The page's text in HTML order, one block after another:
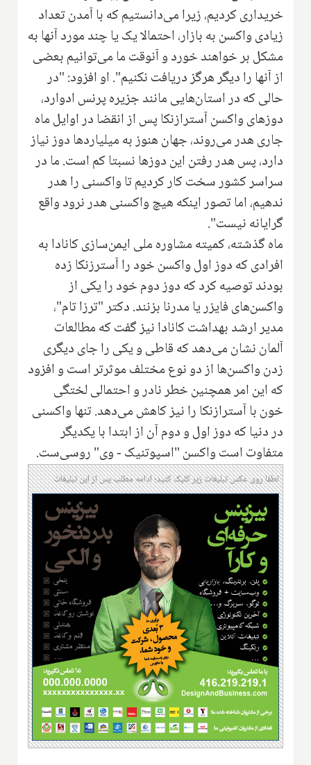
خریداری کردیم، زیرا می‌دانستیم که با آمدن تعداد
زیادی واکسن به بازار، احتمالا یک یا چند مورد آنها به
مشکل بر خواهند خورد و آنوقت ما می‌توانیم بعضی
از آنها را دیگر هرگز دریافت نکنیم". او افزود: "در
حالی که در استان‌هایی مانند جزیره پرنس ادوارد،
دوزهای واکسن آسترازنکا پس از انقضا در اوایل ماه
جاری هدر می‌روند، جهان هنوز به میلیاردها دوز نیاز
دارد، پس هدر رفتن این دوزها نسبتا کم است. ما در
سراسر کشور سخت کار کردیم تا واکسنی را هدر
ندهیم، اما تصور اینکه هیچ واکسنی هدر نرود واقع
گرایانه نیست".
ماه گذشته، کمیته مشاوره ملی ایمن‌سازی کانادا به
افرادی که دوز اول واکسن خود را آسترزنکا زده
بودند توصیه کرد که دوز دوم خود را یکی از
واکسن‌های فایزر یا مدرنا بزنند. دکتر "ترزا تام"،
مدیر ارشد بهداشت کانادا نیز گفت که مطالعات
آلمان نشان می‌دهد که قاطی و یکی را جای دیگری
زدن واکسن‌ها از دو نوع مختلف موثرتر است و افزود
که این امر همچنین خطر نادر و احتمالی لختگی
خون با آسترازنکا را نیز کاهش می‌دهد. تنها واکسنی
در دنیا که دوز اول و دوم آن از ابتدا با یکدیگر
متفاوت است واکسن "اسپوتنیک - وی" روسی‌ست.
لطفا روی عکس تبلیغات زیر کلیک کنید؛ ادامه مطلب پس از این تبلیغات